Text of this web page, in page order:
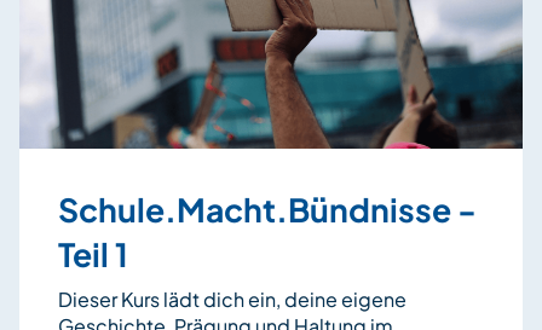
Schule.Macht.Bündnisse -
Teil 1
Dieser Kurs lädt dich ein, deine eigene